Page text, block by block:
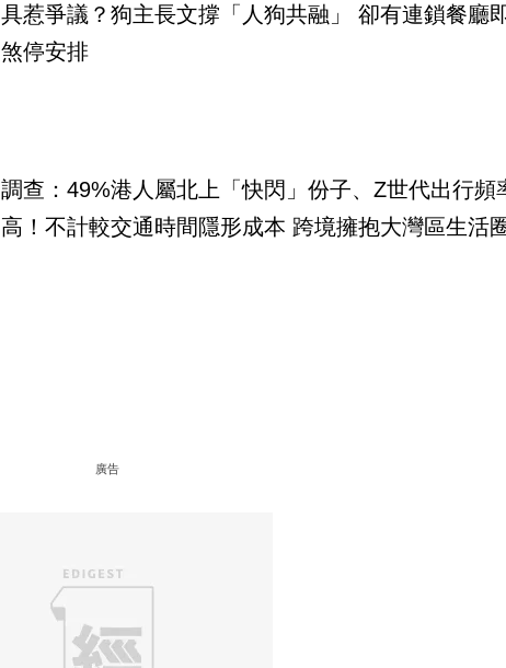
具惹爭議？狗主長文撐「人狗共融」 卻有連鎖餐廳
煞停安排
調查：49%港人屬北上「快閃」份子、Z世代出行頻
高！不計較交通時間隱形成本 跨境擁抱大灣區生活
廣告